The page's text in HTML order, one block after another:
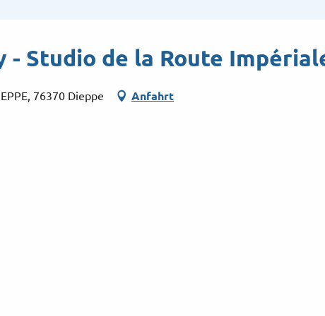
- Studio de la Route
76370 Dieppe Anfahrt